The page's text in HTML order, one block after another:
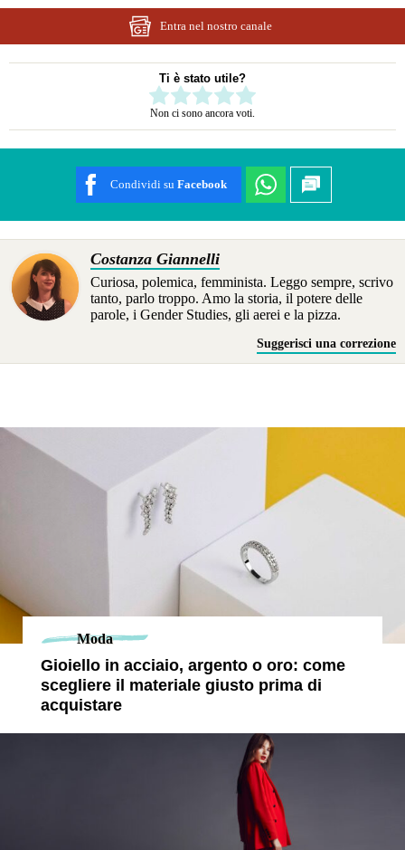
Entra nel nostro canale
Ti è stato utile?
Rate this item:
Non ci sono ancora voti.
Condividi su Facebook
Costanza Giannelli
Curiosa, polemica, femminista. Leggo sempre, scrivo
tanto, parlo troppo. Amo la storia, il potere delle
parole, i Gender Studies, gli aerei e la pizza.
Suggerisci una correzione
Moda
Gioiello in acciaio, argento o oro: come
scegliere il materiale giusto prima di
acquistare